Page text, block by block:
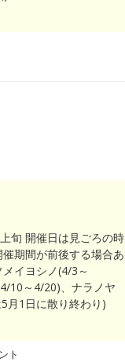
旬 開催日は見ごろの時
期間が前後する場合あ
イヨシノ(4/3～
10～4/20)、ナラノヤ
月1日に散り終わり)
ト